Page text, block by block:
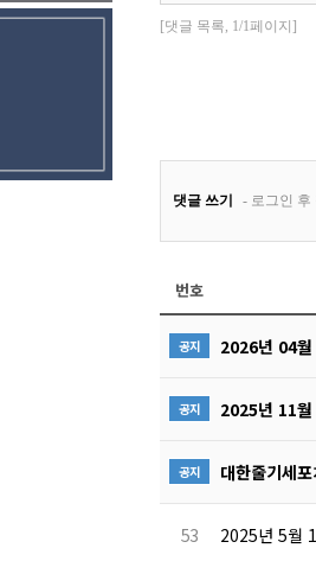
번호
공지 2026년 04월
공지 2025년 11월
공지 대한줄기세
53 2025년 5월